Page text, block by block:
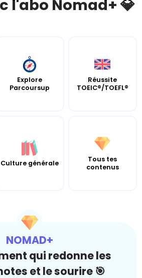
l'abo Nomad+ 💎
Explore
Parcoursup
Réussite
TOEIC®/TOEFL®
Culture générale
Tous tes
contenus
NOMAD+
qui redonne les
et le sourire 🎯